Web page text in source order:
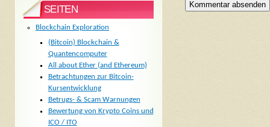
SEITEN
Blockchain Exploration
(Bitcoin) Blockchain &
Quantencomputer
All about Ether (and Ethereum)
Betrachtungen zur Bitcoin-
Kursentwicklung
Betrugs- & Scam Warnungen
Bewertung von Krypto Coins und
ICO / ITO